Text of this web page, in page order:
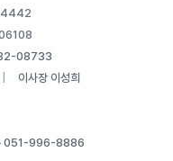
08733
이사장 이성희
051-996-8886